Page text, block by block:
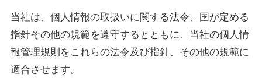
当社は、個人情報の取扱いに関する法令、国が定める
指針その他の規範を遵守するとともに、当社の個人情
報管理規則をこれらの法令及び指針、その他の規範に
適合させます。